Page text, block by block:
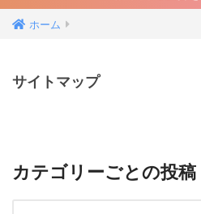
ホーム
サイトマップ
カテゴリーごとの投稿